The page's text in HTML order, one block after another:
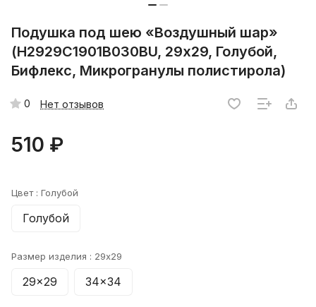
Подушка под шею «Воздушный шар»
(H2929C1901B030BU, 29х29, Голубой,
Бифлекс, Микрогранулы полистирола)
0 Нет отзывов
510 ₽
Цвет : Голубой
Голубой
Размер изделия : 29x29
29x29 34x34